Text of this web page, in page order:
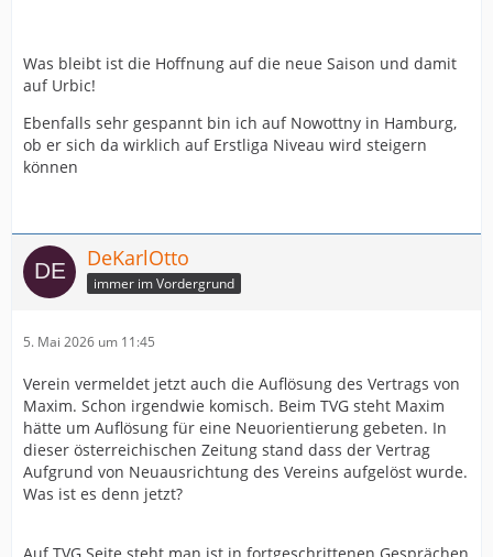
Was bleibt ist die Hoffnung auf die neue Saison und damit
auf Urbic!
Ebenfalls sehr gespannt bin ich auf Nowottny in Hamburg,
ob er sich da wirklich auf Erstliga Niveau wird steigern
können
DeKarlOtto
immer im Vordergrund
5. Mai 2026 um 11:45
Verein vermeldet jetzt auch die Auflösung des Vertrags von
Maxim. Schon irgendwie komisch. Beim TVG steht Maxim
hätte um Auflösung für eine Neuorientierung gebeten. In
dieser österreichischen Zeitung stand dass der Vertrag
Aufgrund von Neuausrichtung des Vereins aufgelöst wurde.
Was ist es denn jetzt?